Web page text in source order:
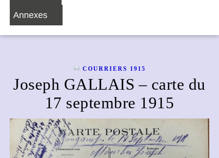
Annexes
COURRIERS 1915
Joseph GALLAIS – carte du
17 septembre 1915